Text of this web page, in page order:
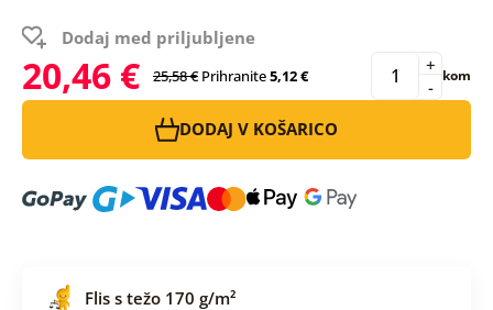
Dodaj med priljubljene
20,46 € 25,58 € Prihranite5,12 € -
+ kom
DODAJ V KOŠARICO
Flis s težo 170 g/m²